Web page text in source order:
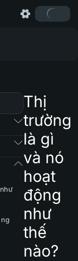
Thị
trường
là gì
và nó
hoạt
động
như
thế
nào?